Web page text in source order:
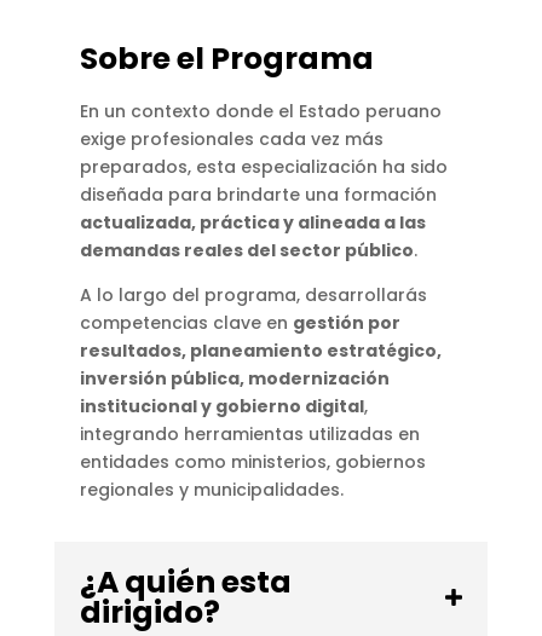
Sobre el Programa
En un contexto donde el Estado peruano
exige profesionales cada vez más
preparados, esta especialización ha sido
diseñada para brindarte una formación
actualizada, práctica y alineada a las
demandas reales del sector público.
A lo largo del programa, desarrollarás
competencias clave en gestión por
resultados, planeamiento estratégico,
inversión pública, modernización
institucional y gobierno digital,
integrando herramientas utilizadas en
entidades como ministerios, gobiernos
regionales y municipalidades.
¿A quién esta
dirigido?